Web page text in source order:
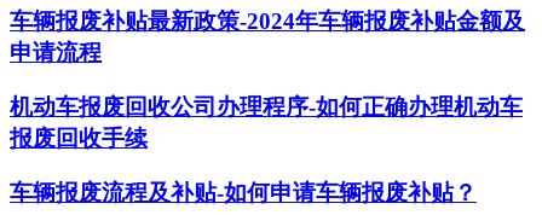
车辆报废补贴最新政策-2024年车辆报废补贴金额及
申请流程
机动车报废回收公司办理程序-如何正确办理机动车
报废回收手续
车辆报废流程及补贴-如何申请车辆报废补贴？